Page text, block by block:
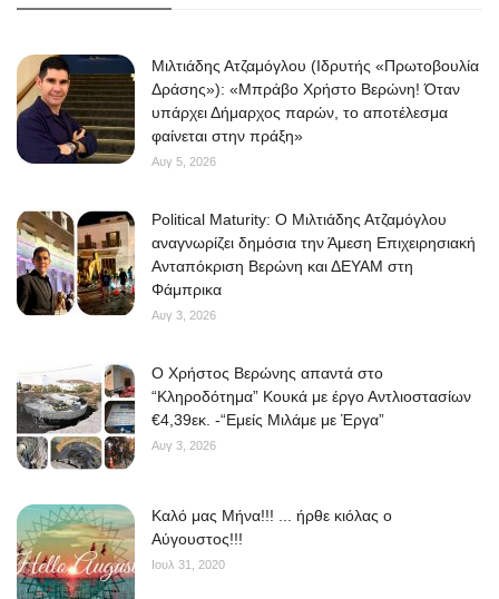
Μιλτιάδης Ατζαμόγλου (Ιδρυτής «Πρωτοβουλία
Δράσης»): «Μπράβο Χρήστο Βερώνη! Όταν
υπάρχει Δήμαρχος παρών, το αποτέλεσμα
φαίνεται στην πράξη»
Αυγ 5, 2026
Political Maturity: Ο Μιλτιάδης Ατζαμόγλου
αναγνωρίζει δημόσια την Άμεση Επιχειρησιακή
Ανταπόκριση Βερώνη και ΔΕΥΑΜ στη
Φάμπρικα
Αυγ 3, 2026
O Χρήστος Βερώνης απαντά στο
“Κληροδότημα” Κουκά με έργο Αντλιοστασίων
€4,39εκ. -“Εμείς Μιλάμε με Έργα”
Αυγ 3, 2026
Kαλό μας Μήνα!!! ... ήρθε κιόλας ο
Αύγουστος!!!
Ιουλ 31, 2020